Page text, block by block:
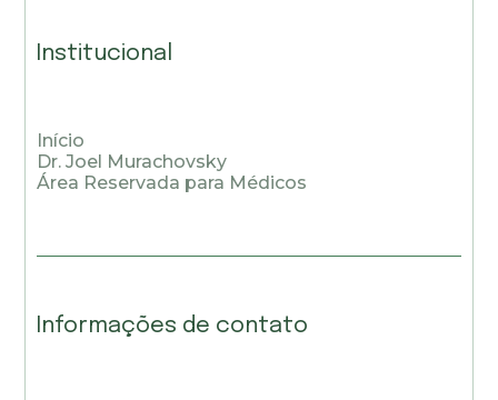
Institucional
Início
Dr. Joel Murachovsky
Área Reservada para Médicos
Informações de contato